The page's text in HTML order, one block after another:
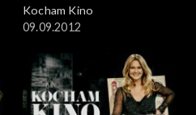
Kocham Kino
09.09.2012